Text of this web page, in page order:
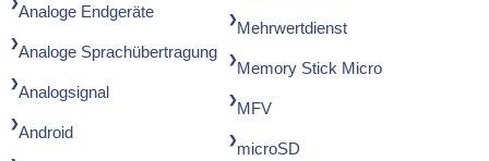
Analoge Endgeräte
Analoge Sprachübertragung
Analogsignal
Android
Mehrwertdienst
Memory Stick Micro
MFV
microSD